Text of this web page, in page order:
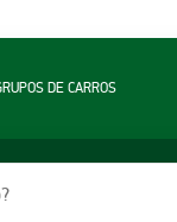
DE CARROS